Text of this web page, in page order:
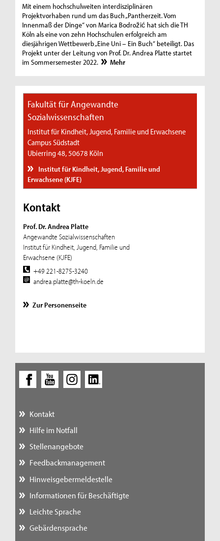
Mit einem hochschulweiten interdisziplinären
Projektvorhaben rund um das Buch „Pantherzeit. Vom
Innenmaß der Dinge“ von Marica Bodrožić hat sich die TH
Köln als eine von zehn Hochschulen erfolgreich am
diesjährigen Wettbewerb „Eine Uni – Ein Buch“ beteiligt. Das
Projekt unter der Leitung von Prof. Dr. Andrea Platte startet
im Sommersemester 2022.
Mehr
Fakultät für Angewandte
Sozialwissenschaften
Institut für Kindheit, Jugend, Familie und Erwachsene
Campus Südstadt
Ubierring 48, 50678 Köln
Institut für Kindheit, Jugend, Familie und
Erwachsene (KJFE)
Kontakt
Prof. Dr. Andrea Platte
Angewandte Sozialwissenschaften
Institut für Kindheit, Jugend, Familie und
Erwachsene (KJFE)
+49 221-8275-3240
andrea.platte@th-koeln.de
Zur Personenseite
Kontakt
Hilfe im Notfall
Stellenangebote
Feedbackmanagement
Hinweisgebermeldestelle
Informationen für Beschäftigte
Leichte Sprache
Gebärdensprache